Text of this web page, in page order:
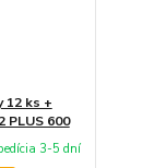
12 ks +
PLUS 600
3-5 dní